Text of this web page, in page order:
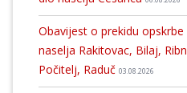
Obavijest o prekidu
naselja Rakitovac, Bilaj,
Počitelj, Raduč 03.08.2026